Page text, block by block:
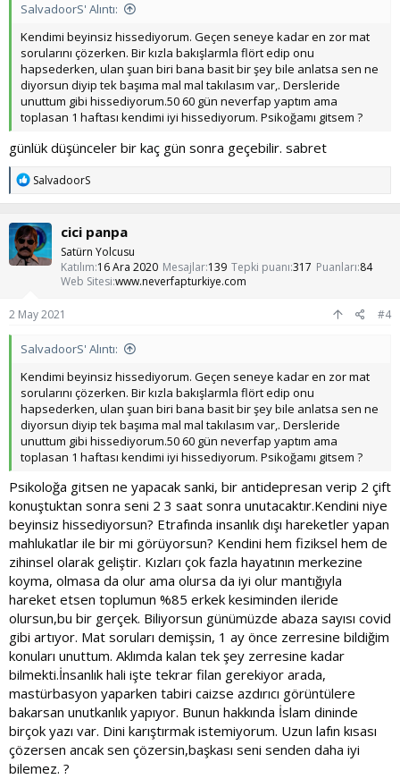
SalvadoorS' Alıntı:
Kendimi beyinsiz hissediyorum. Geçen seneye kadar en zor mat
sorularını çözerken. Bir kızla bakışlarmla flört edip onu
hapsederken, ulan şuan biri bana basit bir şey bile anlatsa sen ne
diyorsun diyip tek başıma mal mal takılasım var,. Dersleride
unuttum gibi hissediyorum.50 60 gün neverfap yaptım ama
toplasan 1 haftası kendimi iyi hissediyorum. Psikoğamı gitsem ?
günlük düşünceler bir kaç gün sonra geçebilir. sabret
T
p
k
i
l
e
SalvadoorS
cici panpa
Satürn Yolcusu
Katılım 16 Ara 2020 Mesajlar 139 Tepki puanı 317 Puanları 84
Web Sitesi www.neverfapturkiye.com
2 May 2021 #4
SalvadoorS' Alıntı:
Kendimi beyinsiz hissediyorum. Geçen seneye kadar en zor mat
sorularını çözerken. Bir kızla bakışlarmla flört edip onu
hapsederken, ulan şuan biri bana basit bir şey bile anlatsa sen ne
diyorsun diyip tek başıma mal mal takılasım var,. Dersleride
unuttum gibi hissediyorum.50 60 gün neverfap yaptım ama
toplasan 1 haftası kendimi iyi hissediyorum. Psikoğamı gitsem ?
Psikoloğa gitsen ne yapacak sanki, bir antidepresan verip 2 çift
konuştuktan sonra seni 2 3 saat sonra unutacaktır.Kendini niye
beyinsiz hissediyorsun? Etrafında insanlık dışı hareketler yapan
mahlukatlar ile bir mi görüyorsun? Kendini hem fiziksel hem de
zihinsel olarak geliştir. Kızları çok fazla hayatının merkezine
koyma, olmasa da olur ama olursa da iyi olur mantığıyla
hareket etsen toplumun %85 erkek kesiminden ileride
olursun,bu bir gerçek. Biliyorsun günümüzde abaza sayısı covid
gibi artıyor. Mat soruları demişsin, 1 ay önce zerresine bildiğim
konuları unuttum. Aklımda kalan tek şey zerresine kadar
bilmekti.İnsanlık hali işte tekrar filan gerekiyor arada,
mastürbasyon yaparken tabiri caizse azdırıcı görüntülere
bakarsan unutkanlık yapıyor. Bunun hakkında İslam dininde
birçok yazı var. Dini karıştırmak istemiyorum. Uzun lafın kısası
çözersen ancak sen çözersin,başkası seni senden daha iyi
bilemez. ?